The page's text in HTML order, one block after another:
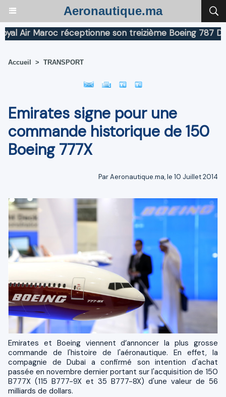
Aeronautique.ma
Maroc réceptionne son treizième Boeing 787
Accueil > TRANSPORT
Emirates signe pour une
commande historique de 150
Boeing 777X
Par Aeronautique.ma, le 10 Juillet 2014
Emirates et Boeing viennent d’annoncer la plus grosse
commande de l'histoire de l'aéronautique. En effet, la
compagnie de Dubaï a confirmé son intention d'achat
passée en novembre dernier portant sur l'acquisition de 150
B777X (115 B777-9X et 35 B777-8X) d'une valeur de 56
milliards de dollars.